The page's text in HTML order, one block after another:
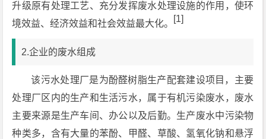
升级原有处理工艺、充分发挥废水处理设施的作用，使环
境效益、经济效益和社会效益最大化。 [1]
2.企业的废水组成
该污水处理厂是为酚醛树脂生产配套建设项目，主要
处理厂区内的生产和生活污水，属于有机污染废水，废水
主要来源是生产车间、办公以及后勤。生产废水中污染物
种类多，含有大量的苯酚、甲醛、草酸、氢氧化钠和悬浮